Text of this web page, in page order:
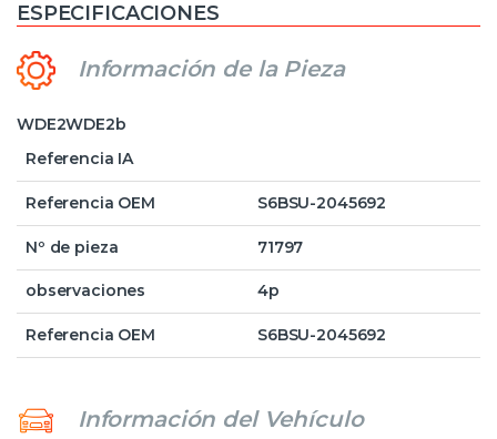
ESPECIFICACIONES
Información de la Pieza
WDE2WDE2b
Referencia IA
Referencia OEM S6BSU-2045692
Nº de pieza 71797
observaciones 4p
Referencia OEM S6BSU-2045692
Información del Vehículo